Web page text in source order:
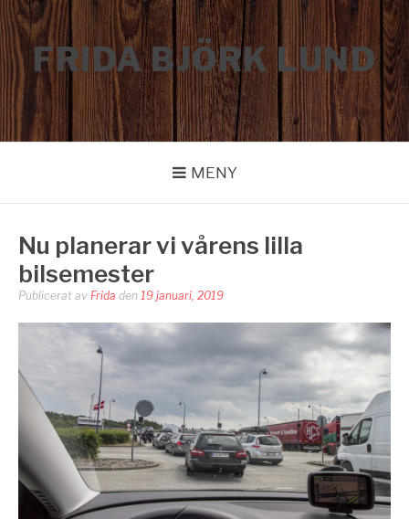
Hoppa
till
innehållFRIDA BJÖRK LUND
MENY
Nu planerar vi vårens lilla
bilsemester
Publicerat av Frida den 19 januari, 2019